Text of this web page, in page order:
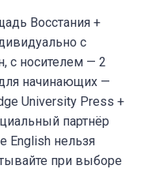
Восстания +
с
с носителем — 2
начинающих —
University Press +
партнёр
English нельзя
при выборе